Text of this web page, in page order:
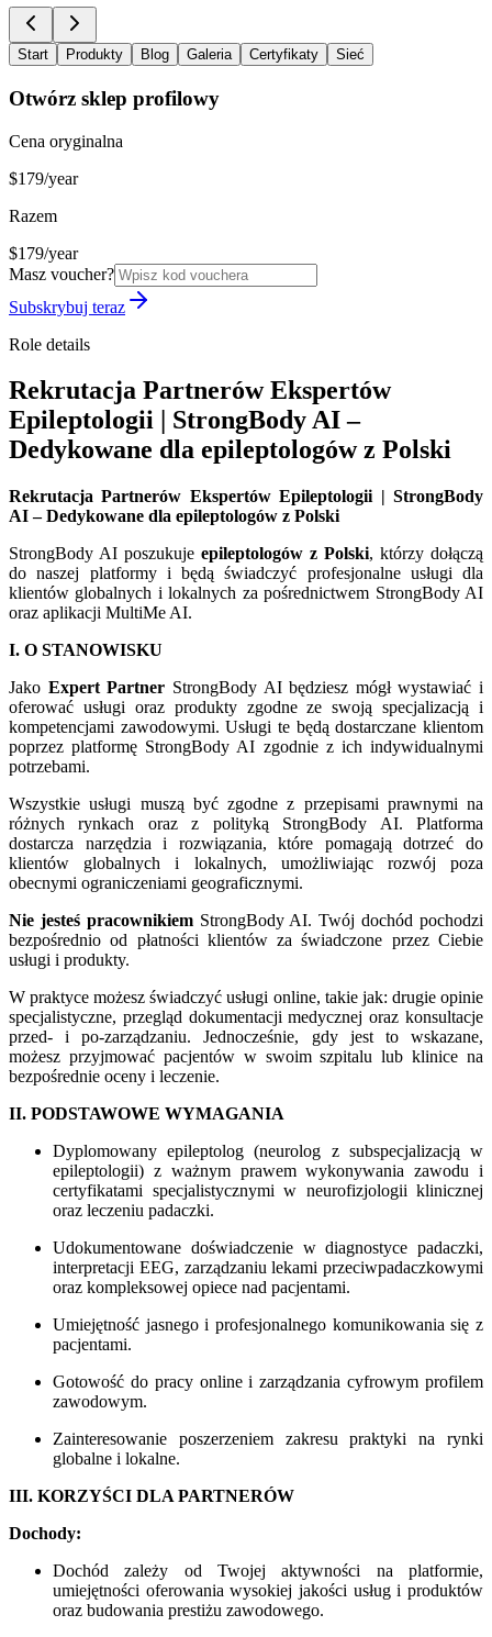
Start Produkty Blog Galeria Certyfikaty Sieć
Otwórz sklep profilowy
Cena oryginalna
$179/year
Razem
$179/year
Masz voucher?
Subskrybuj teraz
Role details
Rekrutacja Partnerów Ekspertów
Epileptologii | StrongBody AI –
Dedykowane dla epileptologów z Polski
Rekrutacja Partnerów Ekspertów Epileptologii | StrongBody
AI – Dedykowane dla epileptologów z Polski
StrongBody AI poszukuje epileptologów z Polski, którzy dołączą
do naszej platformy i będą świadczyć profesjonalne usługi dla
klientów globalnych i lokalnych za pośrednictwem StrongBody AI
oraz aplikacji MultiMe AI.
I. O STANOWISKU
Jako Expert Partner StrongBody AI będziesz mógł wystawiać i
oferować usługi oraz produkty zgodne ze swoją specjalizacją i
kompetencjami zawodowymi. Usługi te będą dostarczane klientom
poprzez platformę StrongBody AI zgodnie z ich indywidualnymi
potrzebami.
Wszystkie usługi muszą być zgodne z przepisami prawnymi na
różnych rynkach oraz z polityką StrongBody AI. Platforma
dostarcza narzędzia i rozwiązania, które pomagają dotrzeć do
klientów globalnych i lokalnych, umożliwiając rozwój poza
obecnymi ograniczeniami geograficznymi.
Nie jesteś pracownikiemStrongBody AI. Twój dochód pochodzi
bezpośrednio od płatności klientów za świadczone przez Ciebie
usługi i produkty.
W praktyce możesz świadczyć usługi online, takie jak: drugie opinie
specjalistyczne, przegląd dokumentacji medycznej oraz konsultacje
przed- i po-zarządzaniu. Jednocześnie, gdy jest to wskazane,
możesz przyjmować pacjentów w swoim szpitalu lub klinice na
bezpośrednie oceny i leczenie.
II. PODSTAWOWE WYMAGANIA
Dyplomowany epileptolog (neurolog z subspecjalizacją w
epileptologii) z ważnym prawem wykonywania zawodu i
certyfikatami specjalistycznymi w neurofizjologii klinicznej
oraz leczeniu padaczki.
Udokumentowane doświadczenie w diagnostyce padaczki,
interpretacji EEG, zarządzaniu lekami przeciwpadaczkowymi
oraz kompleksowej opiece nad pacjentami.
Umiejętność jasnego i profesjonalnego komunikowania się z
pacjentami.
Gotowość do pracy online i zarządzania cyfrowym profilem
zawodowym.
Zainteresowanie poszerzeniem zakresu praktyki na rynki
globalne i lokalne.
III. KORZYŚCI DLA PARTNERÓW
Dochody:
Dochód zależy od Twojej aktywności na platformie,
umiejętności oferowania wysokiej jakości usług i produktów
oraz budowania prestiżu zawodowego.